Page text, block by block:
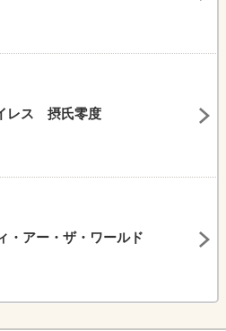
レス 摂氏零度
・アー・ザ・ワールド